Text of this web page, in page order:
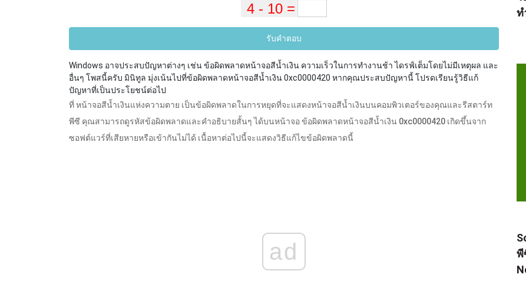
รับคำตอบ
Windows อาจประสบปัญหาต่างๆ เช่น ข้อผิดพลาดหน้าจอสีน้ำเงิน ความเร็วในการทำงานช้า ไดรฟ์เต็มโดยไม่มีเหตุผล และ
อื่นๆ โพสนี้ครับ มินิทูล มุ่งเน้นไปที่ข้อผิดพลาดหน้าจอสีน้ำเงิน 0xc0000420 หากคุณประสบปัญหานี้ โปรดเรียนรู้วิธีแก้
ปัญหาที่เป็นประโยชน์ต่อไป
ที่ หน้าจอสีน้ำเงินแห่งความตาย เป็นข้อผิดพลาดในการหยุดที่จะแสดงหน้าจอสีน้ำเงินบนคอมพิวเตอร์ของคุณและรีสตาร์ท
พีซี คุณสามารถดูรหัสข้อผิดพลาดและคำอธิบายสั้นๆ ได้บนหน้าจอ ข้อผิดพลาดหน้าจอสีน้ำเงิน 0xc0000420 เกิดขึ้นจาก
ซอฟต์แวร์ที่เสียหายหรือเข้ากันไม่ได้ เนื้อหาต่อไปนี้จะแสดงวิธีแก้ไขข้อผิดพลาดนี้
ad
ท
พี